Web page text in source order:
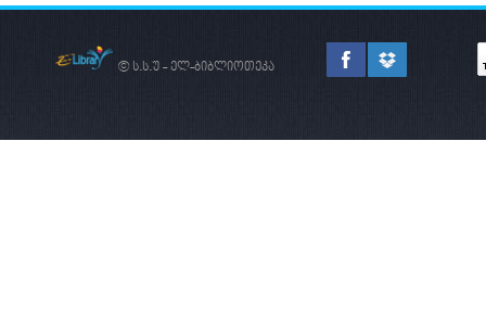
© ს.ს.უ - ელ-ბიბლიოთეკა